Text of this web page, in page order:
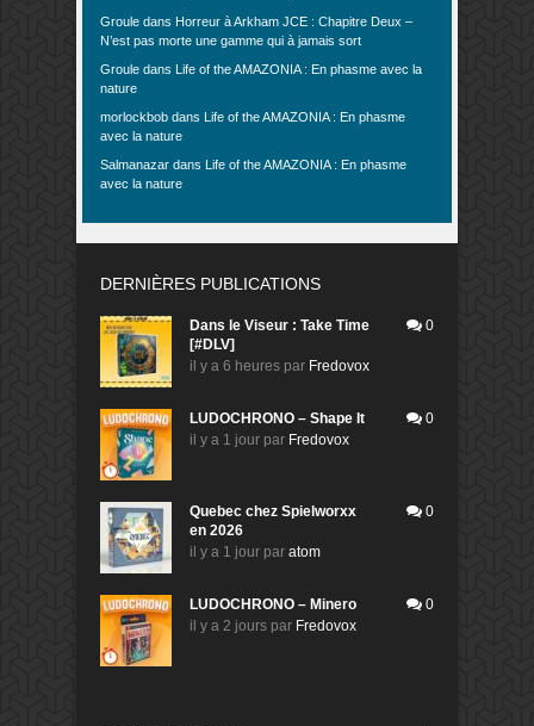
Groule dans Horreur à Arkham JCE : Chapitre Deux –
N’est pas morte une gamme qui à jamais sort
Groule dans Life of the AMAZONIA : En phasme avec la
nature
morlockbob dans Life of the AMAZONIA : En phasme
avec la nature
Salmanazar dans Life of the AMAZONIA : En phasme
avec la nature
DERNIÈRES PUBLICATIONS
Dans le Viseur : Take Time
[#DLV]
il y a 6 heures par Fredovox
0
LUDOCHRONO – Shape It
il y a 1 jour par Fredovox
0
Quebec chez Spielworxx
en 2026
il y a 1 jour par atom
0
LUDOCHRONO – Minero
il y a 2 jours par Fredovox
0